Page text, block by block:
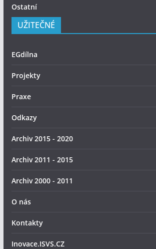
Ostatní
UŽITEČNÉ
EGdílna
Projekty
Praxe
Odkazy
Archiv 2015 - 2020
Archiv 2011 - 2015
Archiv 2000 - 2011
O nás
Kontakty
Inovace.ISVS.CZ